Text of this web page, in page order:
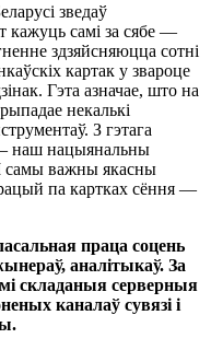
зведаў
кажуць самі за сябе —
здзяйсняюцца сотні
картак у звароце
Гэта азначае, што на
некалькі
З гэтага
— наш нацыянальны
самы важны якасны
па картках сёння —
праца соцень
аналітыкаў. За
складаныя серверныя
каналаў сувязі і